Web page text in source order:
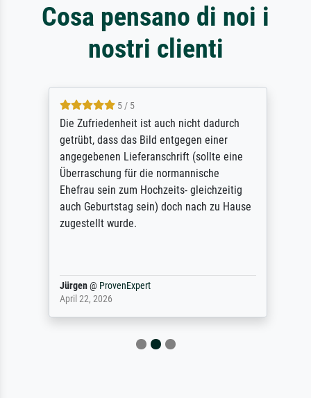
Cosa pensano di noi i
nostri clienti
5 / 5
Die Zufriedenheit ist auch nicht dadurch
getrübt, dass das Bild entgegen einer
angegebenen Lieferanschrift (sollte eine
Überraschung für die normannische
Ehefrau sein zum Hochzeits- gleichzeitig
auch Geburtstag sein) doch nach zu Hause
zugestellt wurde.
Jürgen@ ProvenExpert
April 22, 2026